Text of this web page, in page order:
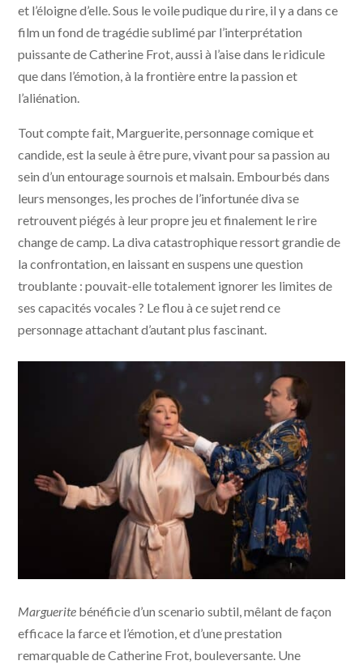
et l’éloigne d’elle. Sous le voile pudique du rire, il y a dans ce
film un fond de tragédie sublimé par l’interprétation
puissante de Catherine Frot, aussi à l’aise dans le ridicule
que dans l’émotion, à la frontière entre la passion et
l’aliénation.
Tout compte fait, Marguerite, personnage comique et
candide, est la seule à être pure, vivant pour sa passion au
sein d’un entourage sournois et malsain. Embourbés dans
leurs mensonges, les proches de l’infortunée diva se
retrouvent piégés à leur propre jeu et finalement le rire
change de camp. La diva catastrophique ressort grandie de
la confrontation, en laissant en suspens une question
troublante : pouvait-elle totalement ignorer les limites de
ses capacités vocales ? Le flou à ce sujet rend ce
personnage attachant d’autant plus fascinant.
Memento Films Distribution
Marguerite bénéficie d’un scenario subtil, mêlant de façon
efficace la farce et l’émotion, et d’une prestation
remarquable de Catherine Frot, bouleversante. Une